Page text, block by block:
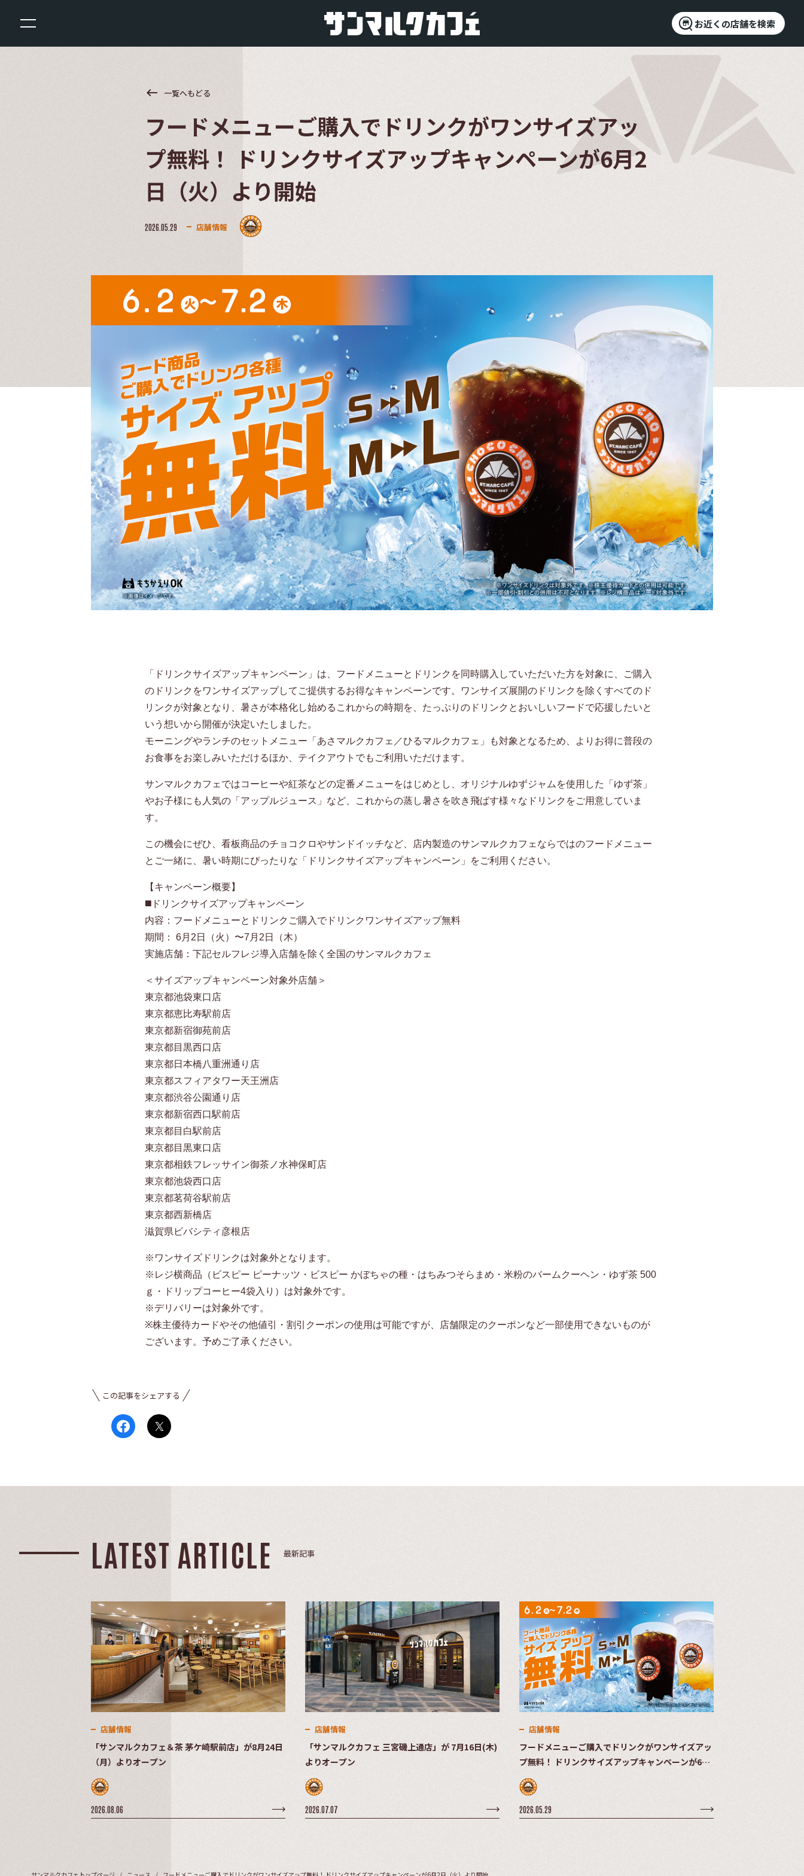
お近くの店舗を検索
keyboard_backspace 一覧へもどる
フードメニューご購入でドリンクがワンサイズアッ
プ無料！ ドリンクサイズアップキャンペーンが6月2
日（火）より開始
2026.05.29 店舗情報
「ドリンクサイズアップキャンペーン」は、フードメニューとドリンクを同時購入していただいた方を対象に、ご購入
のドリンクをワンサイズアップしてご提供するお得なキャンペーンです。ワンサイズ展開のドリンクを除くすべてのド
リンクが対象となり、暑さが本格化し始めるこれからの時期を、たっぷりのドリンクとおいしいフードで応援したいと
いう想いから開催が決定いたしました。
モーニングやランチのセットメニュー「あさマルクカフェ／ひるマルクカフェ」も対象となるため、よりお得に普段の
お食事をお楽しみいただけるほか、テイクアウトでもご利用いただけます。
サンマルクカフェではコーヒーや紅茶などの定番メニューをはじめとし、オリジナルゆずジャムを使用した「ゆず茶」
やお子様にも人気の「アップルジュース」など、これからの蒸し暑さを吹き飛ばす様々なドリンクをご用意していま
す。
この機会にぜひ、看板商品のチョコクロやサンドイッチなど、店内製造のサンマルクカフェならではのフードメニュー
とご一緒に、暑い時期にぴったりな「ドリンクサイズアップキャンペーン」をご利用ください。
【キャンペーン概要】
◼️ドリンクサイズアップキャンペーン
内容：フードメニューとドリンクご購入でドリンクワンサイズアップ無料
期間： 6月2日（火）〜7月2日（木）
実施店舗：下記セルフレジ導入店舗を除く全国のサンマルクカフェ
＜サイズアップキャンペーン対象外店舗＞
東京都池袋東口店
東京都恵比寿駅前店
東京都新宿御苑前店
東京都目黒西口店
東京都日本橋八重洲通り店
東京都スフィアタワー天王洲店
東京都渋谷公園通り店
東京都新宿西口駅前店
東京都目白駅前店
東京都目黒東口店
東京都相鉄フレッサイン御茶ノ水神保町店
東京都池袋西口店
東京都茗荷谷駅前店
東京都西新橋店
滋賀県ビバシティ彦根店
※ワンサイズドリンクは対象外となります。
※レジ横商品（ビスピー ピーナッツ・ビスピー かぼちゃの種・はちみつそらまめ・米粉のバームクーヘン・ゆず茶 500
ｇ・ドリップコーヒー4袋入り）は対象外です。
※デリバリーは対象外です。
※株主優待カードやその他値引・割引クーポンの使用は可能ですが、店舗限定のクーポンなど一部使用できないものが
ございます。予めご了承ください。
この記事をシェアする
LATEST ARTICLE 最新記事
店舗情報
「サンマルクカフェ＆茶 茅ケ崎駅前店」が8月24日
（月）よりオープン
2026.08.06
店舗情報
「サンマルクカフェ 三宮磯上通店」が 7月16日(木)
よりオープン
2026.07.07
店舗情報
フードメニューご購入でドリンクがワンサイズアッ
プ無料！ ドリンクサイズアップキャンペーンが6月
2日（火）より開始
2026.05.29